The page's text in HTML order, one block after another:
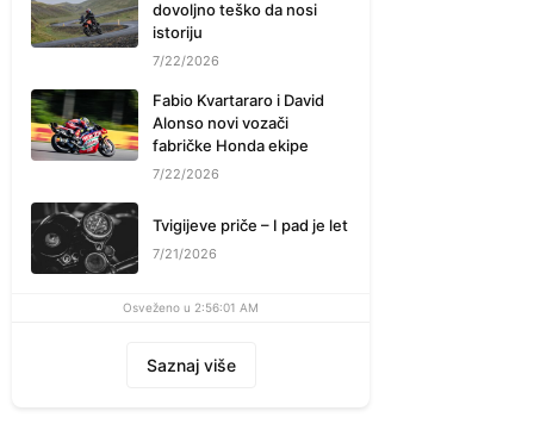
dovoljno teško da nosi
istoriju
7/22/2026
Fabio Kvartararo i David
Alonso novi vozači
fabričke Honda ekipe
7/22/2026
Tvigijeve priče – I pad je let
7/21/2026
Osveženo u 2:56:01 AM
Saznaj više